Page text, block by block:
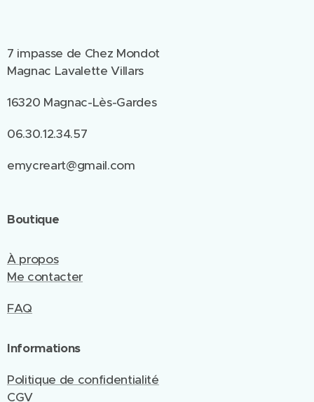
7 impasse de Chez Mondot
Magnac Lavalette Villars
16320 Magnac-Lès-Gardes
06.30.12.34.57
emycreart@gmail.com
Boutique
À propos
Me contacter
FAQ
Informations
Politique de confidentialité
CGV